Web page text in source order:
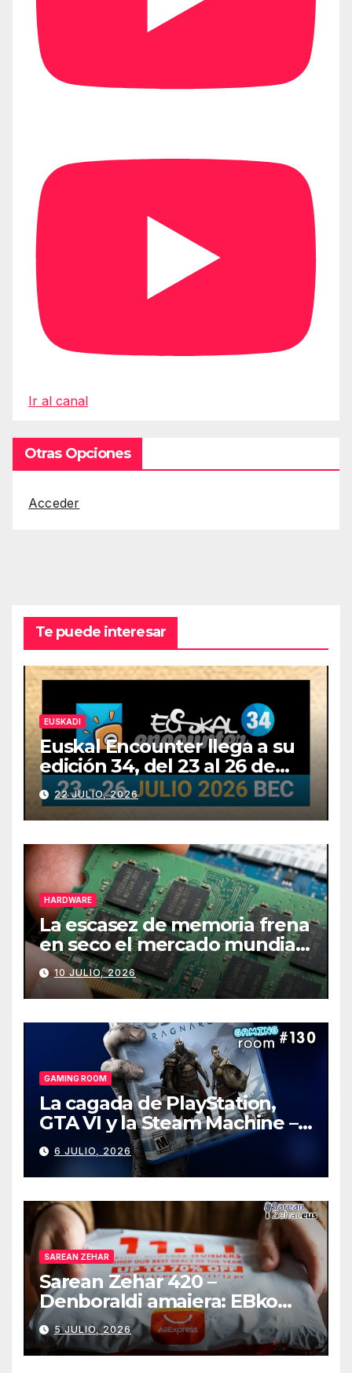
Ir al canal
Otras Opciones
Acceder
Te puede interesar
EUSKADI
Euskal Encounter llega a su
edición 34, del 23 al 26 de
julio
22 JULIO, 2026
HARDWARE
La escasez de memoria frena
en seco el mercado mundial
de PCs
10 JULIO, 2026
GAMING ROOM
La cagada de PlayStation,
GTA VI y la Steam Machine –
Gaming Room #130
6 JULIO, 2026
SAREAN ZEHAR
Sarean Zehar 420 –
Denboraldi amaiera: EBko
muga-zerga berriak
AliExpressi, AEBetako AAren
kontrola, Googleri behin
5 JULIO, 2026